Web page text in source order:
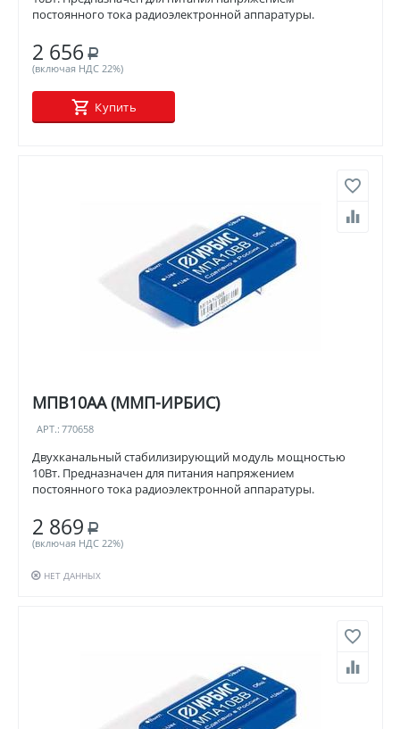
постоянного тока радиоэлектронной аппаратуры.
2 656 Р
(включая НДС 22%)
Купить
МПВ10АА (ММП-ИРБИС)
АРТ.: 770658
Двухканальный стабилизирующий модуль мощностью
10Вт. Предназначен для питания напряжением
постоянного тока радиоэлектронной аппаратуры.
2 869 Р
(включая НДС 22%)
НЕТ ДАННЫХ